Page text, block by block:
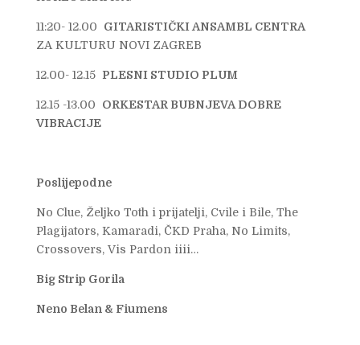
11:20- 12.00 GITARISTIČKI ANSAMBL CENTRA
ZA KULTURU NOVI ZAGREB
12.00- 12.15 PLESNI STUDIO PLUM
12.15 -13.00 ORKESTAR BUBNJEVA DOBRE
VIBRACIJE
Poslijepodne
No Clue, Željko Toth i prijatelji, Cvile i Bile, The
Plagijators, Kamaradi, ČKD Praha, No Limits,
Crossovers, Vis Pardon iiii…
Big Strip Gorila
Neno Belan & Fiumens